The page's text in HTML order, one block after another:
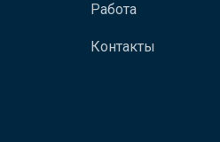
Работа
Контакты